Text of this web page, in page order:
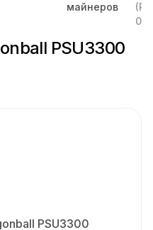
майнеров
03)
PSU3300